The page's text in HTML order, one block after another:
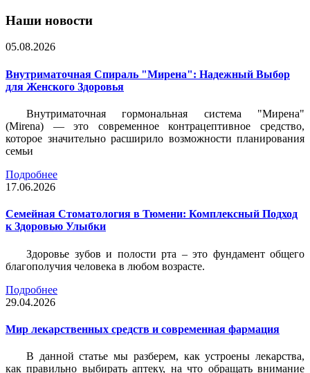
Наши новости
05.08.2026
Внутриматочная Спираль "Мирена": Надежный Выбор
для Женского Здоровья
Внутриматочная гормональная система "Мирена"
(Mirena) — это современное контрацептивное средство,
которое значительно расширило возможности планирования
семьи
Подробнее
17.06.2026
Семейная Стоматология в Тюмени: Комплексный Подход
к Здоровью Улыбки
Здоровье зубов и полости рта – это фундамент общего
благополучия человека в любом возрасте.
Подробнее
29.04.2026
Мир лекарственных средств и современная фармация
В данной статье мы разберем, как устроены лекарства,
как правильно выбирать аптеку, на что обращать внимание